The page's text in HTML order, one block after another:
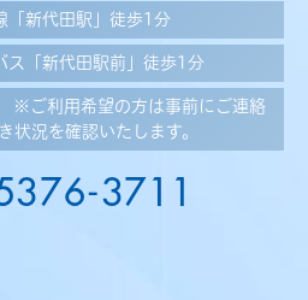
「新代田駅」徒歩1分
ス「新代田駅前」徒歩1分
※ご利用希望の方は事前にご連絡
状況を確認いたします。
3711